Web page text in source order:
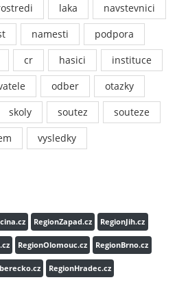
laka
navstevnici
namesti
podpora
cr hasici
instituce
odber
otazky
skoly soutez
souteze
vysledky
RegionZapad.cz RegionJih.cz
RegionOlomouc.cz RegionBrno.cz
RegionHradec.cz